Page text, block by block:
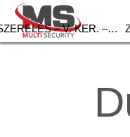
– V. KER. –…